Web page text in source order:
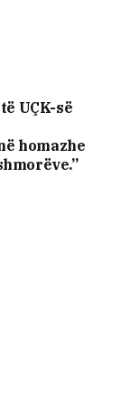
UÇK-së
homazhe